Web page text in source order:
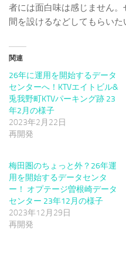
者には面白味は感じません
間を設けるなどしてもらいた
関連
26年に運用を開始するデータ
センターへ！KTVエイトビル&
兎我野町KTVパーキング跡 23
年2月の様子
2023年2月22日
再開発
梅田圏のちょっと外？26年運
用を開始するデータセンタ
ー！ オプテージ曽根崎データ
センター 23年12月の様子
2023年12月29日
再開発